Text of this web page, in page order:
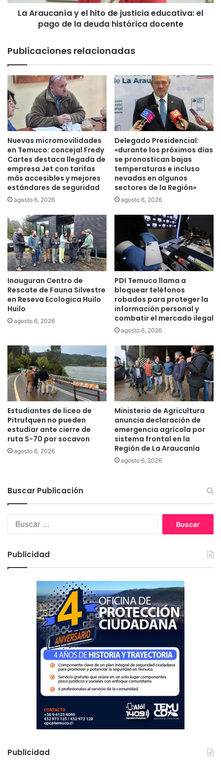
b
s
i
i
o
d
e
u
a
p
o
t
b
l
e
e
n
l
a
r
e
g
i
n
n
l
h
i
o
d
e
j
u
s
t
i
c
i
a
d
u
c
a
t
i
v
a
:
e
l
a
g
o
d
a
d
e
u
d
s
a
La Araucanía y el hito de justicia educativa: el
pago de la deuda histórica docente
Publicaciones relacionadas
Nuevas micromovilidades
en Temuco: concejal Fredy
Cartes destaca llegada de
empresa Jet con tarifas
más accesibles y mejores
estándares de seguridad
agosto 6, 2026
Delegado Presidencial:
«durante los próximos días
se pronostican bajas
temperaturas e incluso
nevadas en algunos
sectores de la Región»
agosto 6, 2026
Inauguran Centro de
Rescate de Fauna Silvestre
en Reseva Ecologica Huilo
Huilo
agosto 6, 2026
PDI Temuco llama a
bloquear teléfonos
robados para proteger la
información personal y
combatir el mercado ilegal
agosto 6, 2026
Estudiantes de liceo de
Pitrufquen no pueden
estudiar ante cierre de
ruta S-70 por socavon
agosto 6, 2026
Ministerio de Agricultura
anuncia declaración de
emergencia agrícola por
sistema frontal en la
Región de La Araucanía
agosto 6, 2026
Buscar Publicación
:
Publicidad
Publicidad